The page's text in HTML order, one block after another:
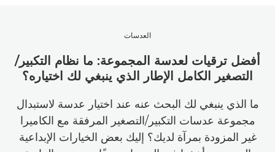
استلهم أروع الأفكار | نصائح حول التصوير الفوتوغرافي والطباعة وأدلة المشترين
العدسات
أفضل ترقيات لعدسة المجموعة: ما نظام التكبير/
التصغير الكامل الإطار الذي ينبغي لك اختياره؟
ما الذي ينبغي لك البحث عنه عند اختيار عدسة لاستبدال
مجموعة عدسات التكبير/التصغير المرفقة مع الكاميرا
غير المزودة بمرآة لديك؟ إليك بعض الخيارات الإبداعية